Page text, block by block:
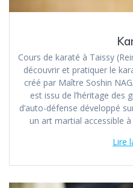
Cours de karaté à Taissy
découvrir et pratiquer le
créé par Maître Soshin
est issu de l’héritage des
d’auto-défense développé
un art martial accessible
Lire